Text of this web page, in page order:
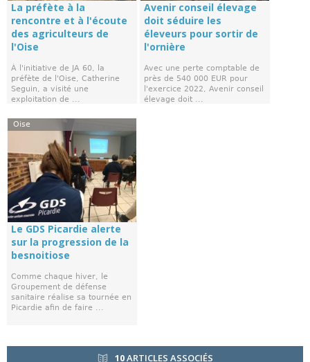
La préfète à la
rencontre et à l'écoute
des agriculteurs de
l'Oise
À l'initiative de JA 60, la
préfète de l'Oise, Catherine
Seguin, a visité une
exploitation de ...
Avenir conseil élevage
doit séduire les
éleveurs pour sortir de
l'ornière
Avec une perte comptable de
près de 540 000 EUR pour
l'exercice 2022, Avenir conseil
élevage doit ...
Oise
Le GDS Picardie alerte
sur la progression de la
besnoitiose
Comme chaque hiver, le
Groupement de défense
sanitaire réalise sa tournée en
Picardie afin de faire ...
10ARTICLES ASSOCIÉS